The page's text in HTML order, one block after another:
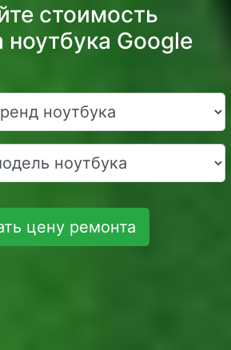
стоимость
ноутбука Google
цену ремонта